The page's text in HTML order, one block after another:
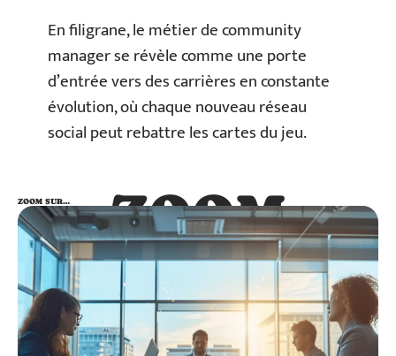
En filigrane, le métier de community
manager se révèle comme une porte
d’entrée vers des carrières en constante
évolution, où chaque nouveau réseau
social peut rebattre les cartes du jeu.
ZOOM
SUR…
ZOOM SUR…